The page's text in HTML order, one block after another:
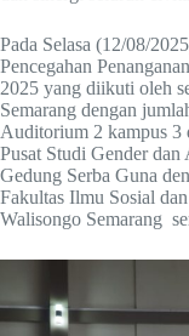
Pada Selasa (12/08/
Pencegahan
2025 yang diikuti oleh
Semarang dengan
Auditorium 2 kampus 3
Pusat Studi Gender
Gedung Serba Guna
Fakultas Ilmu Sosial
Walisongo Semarang